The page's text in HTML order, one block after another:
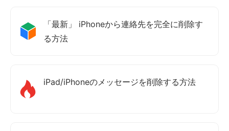
「最新」 iPhoneから連絡先を完全に削除す
る方法
iPad/iPhoneのメッセージを削除する方法